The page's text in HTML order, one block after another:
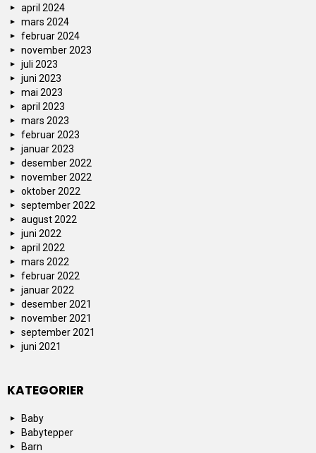
april 2024
mars 2024
februar 2024
november 2023
juli 2023
juni 2023
mai 2023
april 2023
mars 2023
februar 2023
januar 2023
desember 2022
november 2022
oktober 2022
september 2022
august 2022
juni 2022
april 2022
mars 2022
februar 2022
januar 2022
desember 2021
november 2021
september 2021
juni 2021
KATEGORIER
Baby
Babytepper
Barn